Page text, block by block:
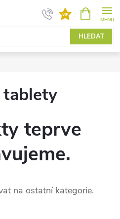
HLEDAT
NÁKUPNÍ
KOŠÍK
tablety
teprve
na ostatní kategorie.